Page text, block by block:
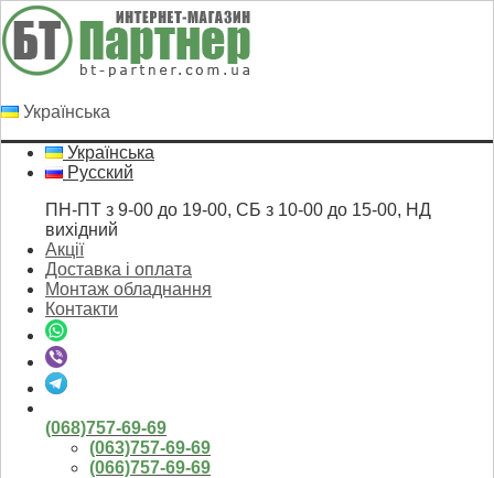
Українська
Українська
Русский
ПН-ПТ з 9-00 до 19-00, СБ з 10-00 до 15-00, НД
вихідний
Акції
Доставка і оплата
Монтаж обладнання
Контакти
(068)757-69-69
(063)757-69-69
(066)757-69-69